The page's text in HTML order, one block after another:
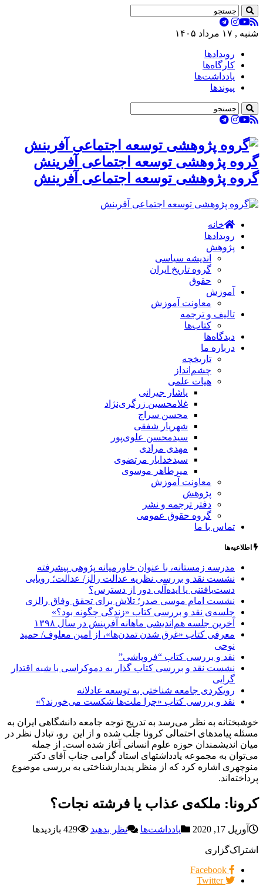
شنبه , ۱۷ مرداد ۱۴۰۵
رویدادها
کارگاه‌ها
یادداشت‌ها
پیوندها
گروه پژوهشی توسعه اجتماعی آفرینش
گروه پژوهشی توسعه اجتماعی آفرینش
خانه
رویدادها
پژوهش
اندیشه سیاسی
گروه تاریخ ایران
حقوق
آموزش
معاونت آموزش
تالیف و ترجمه
کتاب‌ها
دیدگاه‌ها
درباره ما
تاریخچه
چشم‌انداز
هیات علمی
یاشار جیرانی
غلامحسین زرگری‌نژاد
محسن سراج
شهریار شفقی
سیدمحسن علوی‌پور
مهدی مرادی
سیدخدایار مرتضوی
میرطاهر موسوی
معاونت آموزش
پژوهش
دفتر ترجمه و نشر
گروه حقوق عمومی
تماس با ما
اطلاعیه‌ها
مدرسه زمستانه، با عنوان خاورمیانه پژوهی پیشرفته
نشست نقد و بررسی نظریه عدالت رالز/ عدالت؛ رویایی
دست‌یافتنی یا ایده‌آلی دور از دسترس؟
نشست امام موسی صدر؛ تلاش برای تحقق وفاق رالزی
جلسه‌ی نقد و بررسی کتاب «زندگی چگونه بود؟»
آخرین جلسه هم‌اندیشی ماهانه آفرینش در سال ۱۳۹۸
معرفی کتاب «غرق شدن تمدن‌ها»، از امین معلوف/ حمید
نوحی
نقد و بررسی کتاب “فروپاشی”
نشست نقد و بررسی کتاب گذار به دموکراسی با شبه اقتدار
گرایی
رویکردی جامعه شناختی به توسعه عادلانه
نقد و بررسی کتاب «چرا ملت‌ها شکست می‌خورند؟»
خوشبختانه به نظر می‌رسد به تدریج توجه جامعه دانشگاهی ایران به
مسئله پیامدهای احتمالی کرونا جلب شده و از این رو، تبادل نظر در
میان اندیشمندان حوزه علوم انسانی آغاز شده است. از جمله
می‌توان به مجموعه یادداشتهای استاد گرامی جناب آقای دکتر
منوچهری اشاره کرد که از منظر پدیدارشناختی به بررسی موضوع
پرداخته‌اند.
کرونا: ملکه‌‌ی عذاب یا فرشته نجات؟
آوریل 17, 2020 یادداشت‌ها نظر بدهید 429 بازدیدها
اشتراک‌گزاری
Facebook
Twitter